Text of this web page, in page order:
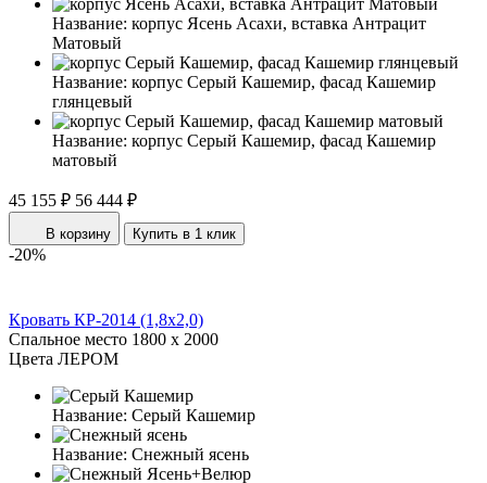
Название: корпус Ясень Асахи, вставка Антрацит
Матовый
Название: корпус Серый Кашемир, фасад Кашемир
глянцевый
Название: корпус Серый Кашемир, фасад Кашемир
матовый
45 155 ₽ 56 444 ₽
В корзину Купить в 1 клик
-20%
Кровать КР-2014 (1,8x2,0)
Спальное место 1800 x 2000
Цвета ЛЕРОМ
Название: Серый Кашемир
Название: Снежный ясень